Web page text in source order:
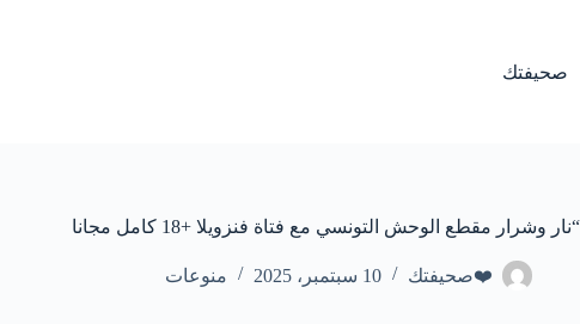
صحيفتك
“نار وشرار مقطع الوحش التونسي مع فتاة فنزويلا +18 كامل مجانا
❤️صحيفتك 10 سبتمبر، 2025 منوعات